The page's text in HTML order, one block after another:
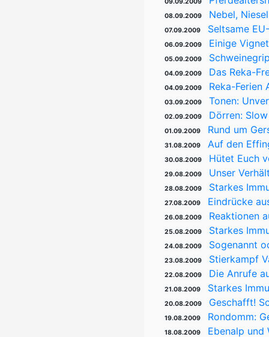
08.09.2009 Nebel,
07.09.2009 Seltsame
06.09.2009 Einige
05.09.2009
04.09.2009 Das Reka-
04.09.2009 Reka-Ferien
03.09.2009 Tonen:
02.09.2009 Dörren:
01.09.2009 Rund um
31.08.2009 Auf den
30.08.2009 Hütet Euch
29.08.2009 Unser
28.08.2009 Starkes
27.08.2009 Eindrücke
26.08.2009 Reaktionen
25.08.2009 Starkes
24.08.2009 Sogenannt
23.08.2009 Stierkampf
22.08.2009 Die Anrufe
21.08.2009 Starkes
20.08.2009 Geschafft!
19.08.2009 Rondomm:
18.08.2009 Ebenalp und